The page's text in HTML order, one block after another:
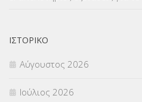
ΟΙΚΟΝΟΜΙΚΑ ΘΕΜΑΤΑ
Π.Ε.Κ. ΗΡΑΚΛΕΙΟΥ
ΠΑΝΕΛΛΑΔΙΚΕΣ ΕΞΕΤΑΣΕΙΣ
ΙΣΤΟΡΙΚΌ
Αύγουστος 2026
Ιούλιος 2026